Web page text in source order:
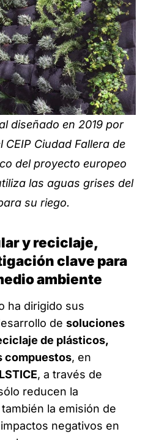
diseñado en 2019 por
CEIP Ciudad Fallera de
del proyecto europeo
las aguas grises del
su riego.
y reciclaje,
clave para
ambiente
ha dirigido sus
de soluciones
de plásticos,
compuestos, en
, a través de
reducen la
la emisión de
negativos en